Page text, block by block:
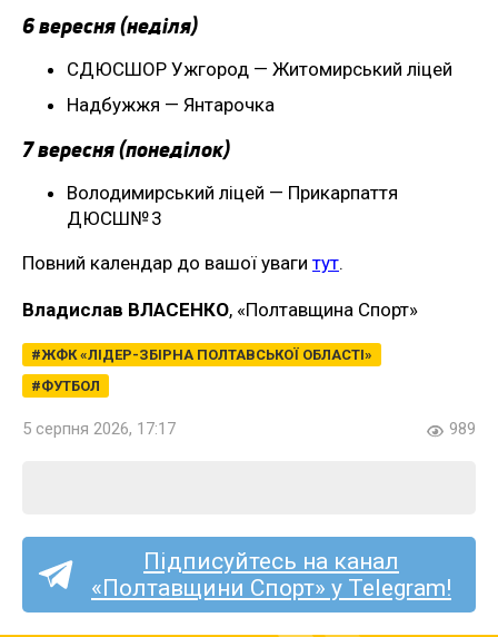
6 вересня (неділя)
СДЮСШОР Ужгород — Житомирський ліцей
Надбужжя — Янтарочка
7 вересня (понеділок)
Володимирський ліцей — Прикарпаття
ДЮСШ№ 3
Повний календар до вашої уваги тут.
Владислав ВЛАСЕНКО, «Полтавщина Спорт»
ЖФК «ЛІДЕР-ЗБІРНА ПОЛТАВСЬКОЇ ОБЛАСТІ»
ФУТБОЛ
5 серпня 2026, 17:17 989
Підписуйтесь на канал
«Полтавщини Спорт» у Telegram!